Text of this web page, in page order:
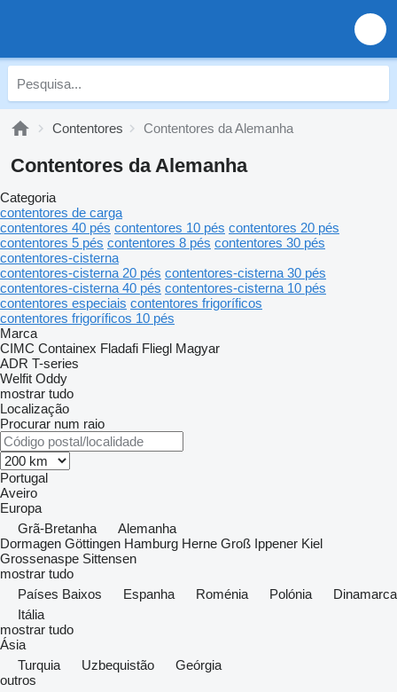
Contentores Contentores da Alemanha
Contentores da Alemanha
Categoria
contentores de carga
contentores 40 pés contentores 10 pés contentores 20 pés
contentores 5 pés contentores 8 pés contentores 30 pés
contentores-cisterna
contentores-cisterna 20 pés contentores-cisterna 30 pés
contentores-cisterna 40 pés contentores-cisterna 10 pés
contentores especiais contentores frigoríficos
contentores frigoríficos 10 pés
Marca
CIMC Containex Fladafi Fliegl Magyar
ADR T-series
Welfit Oddy
mostrar tudo
Localização
Procurar num raio
Portugal
Aveiro
Europa
Grã-Bretanha
Alemanha
Dormagen Göttingen Hamburg Herne Groß Ippener Kiel
Grossenaspe Sittensen
mostrar tudo
Países Baixos
Espanha Roménia Polónia
Dinamarca
Itália
mostrar tudo
Ásia
Turquia
Uzbequistão
Geórgia
outros